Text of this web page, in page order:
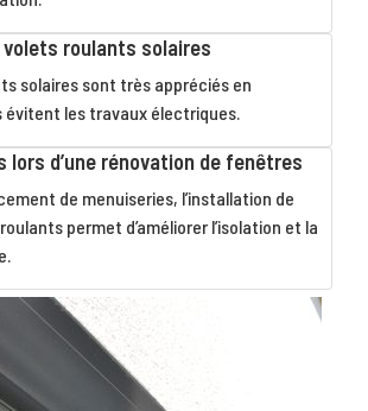
roulants solaires
solaires sont très appréciés en
évitent les travaux électriques.
lors d’une rénovation de fenêtres
de menuiseries, l’installation de
permet d’améliorer l’isolation et la